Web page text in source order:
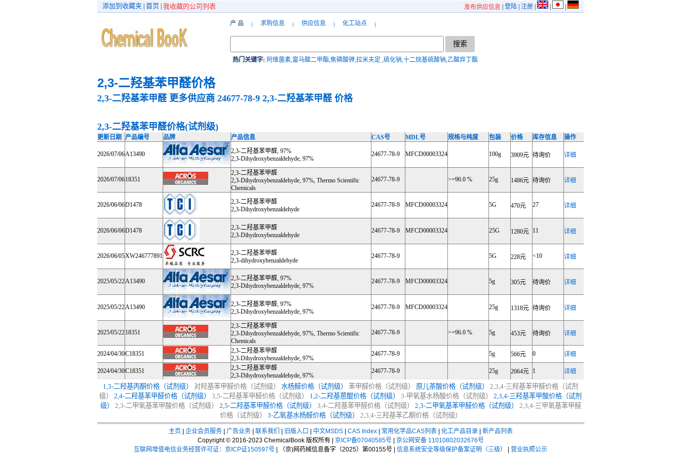
发布供应信息 登陆 注册
添加到收藏夹 首页 我收藏的公司列表
产 品 求购信息 供应信息 化工站点
热门关键字: 阿维菌素 富马酸二甲酯 焦磷酸钾 拉米夫定 硫化钠 十二烷基硫酸钠 乙酸异丁酯
2,3-二羟基苯甲醛价格
2,3-二羟基苯甲醛 更多供应商 24677-78-9 2,3-二羟基苯甲醛 价格
2,3-二羟基苯甲醛价格(试剂级)
更新日期 产品编号 品牌 产品信息 CAS号 MDL号 规格与纯度 包装 价格 库存信息 操作
2026/07/06A13490
2,3-二羟基苯甲醛, 97%
2,3-Dihydroxybenzaldehyde, 97%
24677-78-9 MFCD00003324 100g 3909元 待询价 详细
2026/07/0618351
2,3-二羟基苯甲醛
2,3-Dihydroxybenzaldehyde, 97%, Thermo Scientific
Chemicals
24677-78-9 >=96.0 % 25g 1486元 待询价 详细
2026/06/06D1478
2,3-二羟基苯甲醛
2,3-Dihydroxybenzaldehyde
24677-78-9 MFCD00003324 5G 470元 27 详细
2026/06/06D1478
2,3-二羟基苯甲醛
2,3-Dihydroxybenzaldehyde
24677-78-9 MFCD00003324 25G 1280元 11 详细
2026/06/05XW246777891
2,3-二羟基苯甲醛
2,3-dihydroxybenzaldehyde
24677-78-9 5G 228元 <10 详细
2025/05/22A13490
2,3-二羟基苯甲醛, 97%
2,3-Dihydroxybenzaldehyde, 97%
24677-78-9 MFCD00003324 5g 305元 待询价 详细
2025/05/22A13490
2,3-二羟基苯甲醛, 97%
2,3-Dihydroxybenzaldehyde, 97%
24677-78-9 MFCD00003324 25g 1318元 待询价 详细
2025/05/2218351
2,3-二羟基苯甲醛
2,3-Dihydroxybenzaldehyde, 97%, Thermo Scientific
Chemicals
24677-78-9 >=96.0 % 5g 453元 待询价 详细
2024/04/30C18351
2,3-二羟基苯甲醛
2,3-Dihydroxybenzaldehyde, 97%
24677-78-9 5g 566元 0 详细
2024/04/30C18351
2,3-二羟基苯甲醛
2,3-Dihydroxybenzaldehyde, 97%
24677-78-9 25g 2064元 1 详细
1,3-二羟基丙酮价格（试剂级） 对羟基苯甲醛价格（试剂级） 水杨醛价格（试剂级） 苯甲醛价格（试剂级） 原儿茶酸价格（试剂级）
2,3,4-三羟基苯甲醛价格（试剂
级）
2,4-二羟基苯甲醛价格（试剂级） 3,5-二羟基苯甲醛价格（试剂级） 1,2-二羟基蒽醌价格（试剂级） 3-甲氧基水杨酸价格（试剂级）
2,3,4-三羟基苯甲酸价格（试剂
级）
2,3-二甲氧基苯甲酸价格（试剂级） 2,5-二羟基苯甲醛价格（试剂级） 3,4-二羟基苯甲醛价格（试剂级） 2,3-二甲氧基苯甲醛价格（试剂级）
2,3,4-三甲氧基苯甲醛
价格（试剂级）
3-乙氧基水杨醛价格（试剂级） 2,3,4-三羟基苯乙酮价格（试剂级）
主页| 企业会员服务| 广告业务| 联系我们 | 旧版入口 | 中文MSDS| CAS Index| 常用化学品CAS列表| 化工产品目录| 新产品列表
Copyright © 2016-2023 ChemicalBook 版权所有 | 京ICP备07040585号| 京公网安备 11010802032676号
互联网增值电信业务经营许可证：京ICP证150597号 | （京)网药械信息备字（2025）第00155号 | 信息系统安全等级保护备案证明（三级） | 营业执照公示